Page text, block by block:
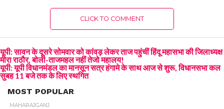
CLICK TO COMMENT
यूपी: सावन के दूसरे सोमवार को कांवड़ लेकर ताज पहुंचीं हिंदू महासभा की जिलाध्यक्ष
मीरा राठौर, बोली-ताजमहल नहीं तेजो महालय!
यूपी: यूपी विधानमंडल का मानसून सत्र हंगामे के साथ आज से शुरू, विधानसभा कल
सुबह 11 बजे तक के लिए स्थगित
MOST POPULAR
MAHARAJGANJ